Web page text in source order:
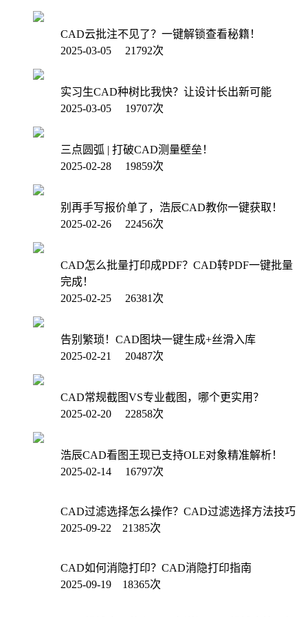
CAD云批注不见了？一键解锁查看秘籍！
2025-03-05 21792次
实习生CAD种树比我快？让设计长出新可能
2025-03-05 19707次
三点圆弧 | 打破CAD测量壁垒！
2025-02-28 19859次
别再手写报价单了，浩辰CAD教你一键获取！
2025-02-26 22456次
CAD怎么批量打印成PDF？CAD转PDF一键批量
完成！
2025-02-25 26381次
告别繁琐！CAD图块一键生成+丝滑入库
2025-02-21 20487次
CAD常规截图VS专业截图，哪个更实用？
2025-02-20 22858次
浩辰CAD看图王现已支持OLE对象精准解析！
2025-02-14 16797次
CAD过滤选择怎么操作？CAD过滤选择方法技巧
2025-09-22 21385次
CAD如何消隐打印？CAD消隐打印指南
2025-09-19 18365次